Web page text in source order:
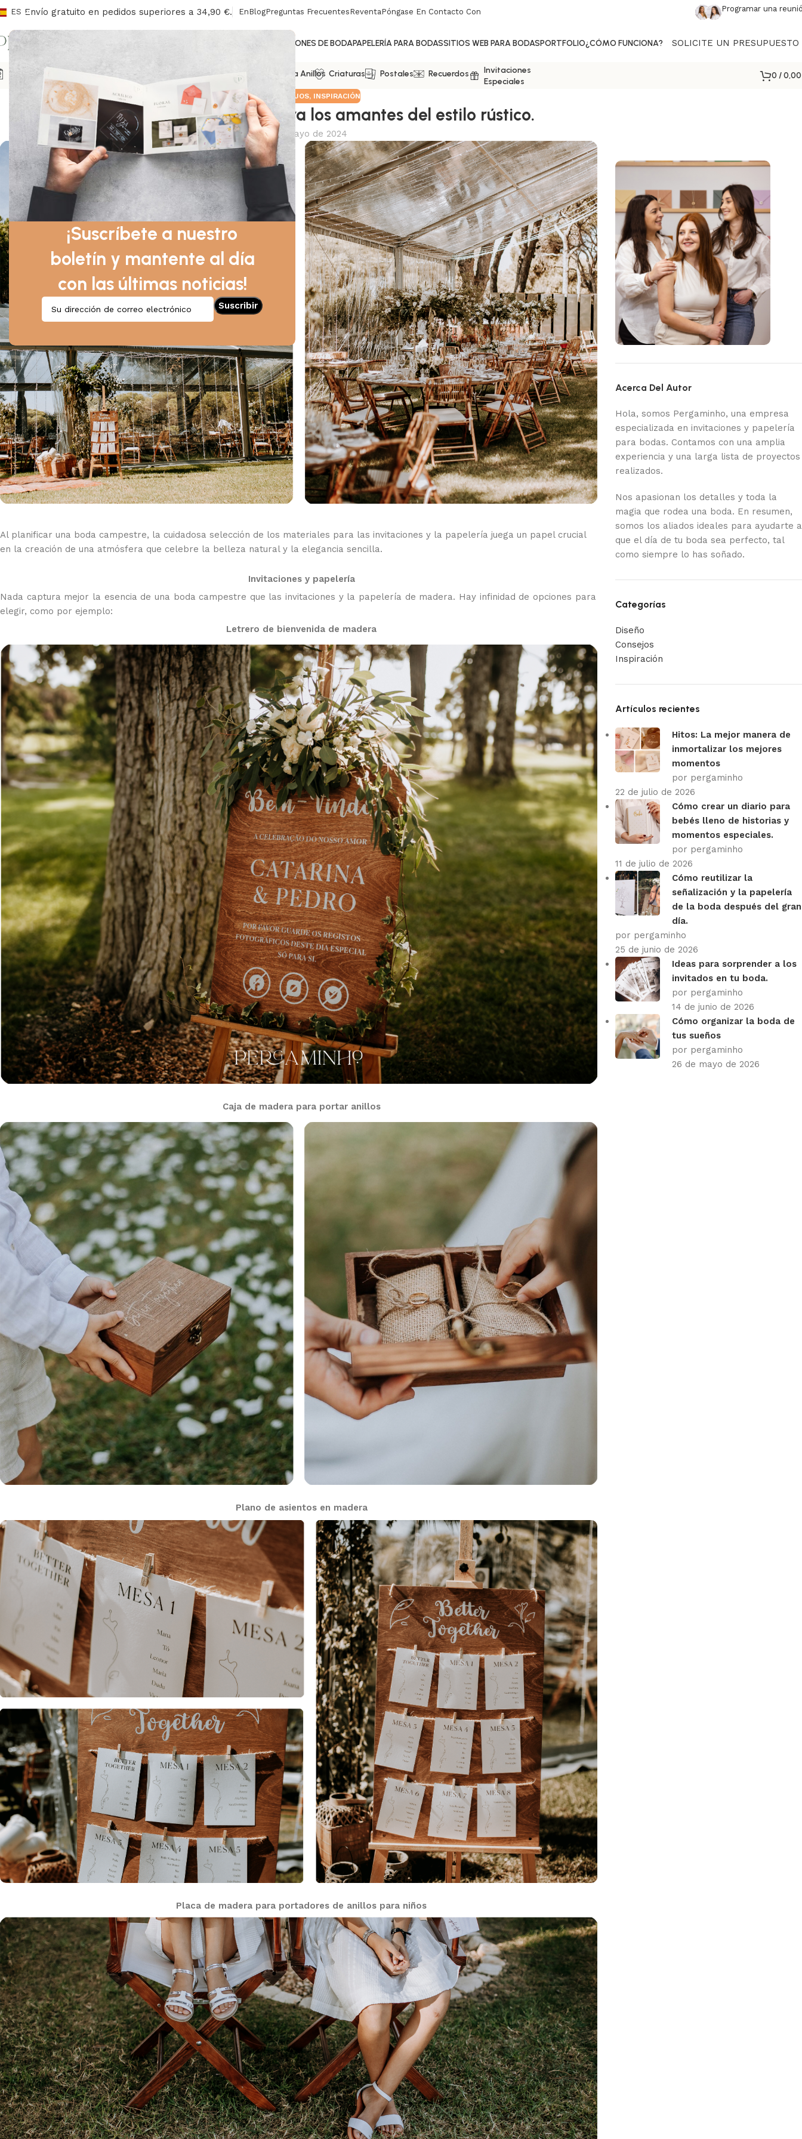
¡Suscríbete a nuestro
boletín y mantente al día
con las últimas noticias!
ES Envío gratuito en pedidos superiores a 34,90 €. En BlogPreguntas Frecuentes ReventaPóngase En Contacto Con Programar una
INVITACIONES DE BODAPAPELERÍA PARA BODASSITIOS WEB PARA BODASPORTFOLIO¿CÓMO FUNCIONA? SOLICITE UN PRESUPUESTO
Agendas Sobres/Sellos Señalización Libros De Honor Cajas Para Anillos Criaturas Postales Recuerdos
Invitaciones
Especiales
0 /
DISEÑO CONSEJOS, INSPIRACIÓN
Boda campestre: perfecta para los amantes del estilo rústico.
En 7 de mayo de 2024
Al planificar una boda campestre, la cuidadosa selección de los materiales para las invitaciones y la papelería juega un papel crucial
en la creación de una atmósfera que celebre la belleza natural y la elegancia sencilla.
Invitaciones y papelería
Nada captura mejor la esencia de una boda campestre que las invitaciones y la papelería de madera. Hay infinidad de opciones para
elegir, como por ejemplo:
Letrero de bienvenida de madera
Caja de madera para portar anillos
Plano de asientos en madera
Placa de madera para portadores de anillos para niños
Acerca Del Autor
Hola, somos Pergaminho, una empresa
especializada en invitaciones y papelería
para bodas. Contamos con una amplia
experiencia y una larga lista de proyectos
realizados.
Nos apasionan los detalles y toda la
magia que rodea una boda. En resumen,
somos los aliados ideales para ayudarte a
que el día de tu boda sea perfecto, tal
como siempre lo has soñado.
Categorías
Diseño
Consejos
Inspiración
Artículos recientes
Hitos: La mejor manera de
inmortalizar los mejores
momentos
por pergaminho
22 de julio de 2026
Cómo crear un diario para
bebés lleno de historias y
momentos especiales.
por pergaminho
11 de julio de 2026
Cómo reutilizar la
señalización y la papelería
de la boda después del gran
día.
por pergaminho
25 de junio de 2026
Ideas para sorprender a los
invitados en tu boda.
por pergaminho
14 de junio de 2026
Cómo organizar la boda de
tus sueños
por pergaminho
26 de mayo de 2026